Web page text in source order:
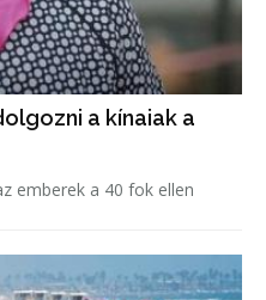
a kínaiak a
emberek a 40 fok ellen